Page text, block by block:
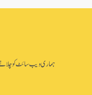
ہماری ویب سائٹ کو چلانے